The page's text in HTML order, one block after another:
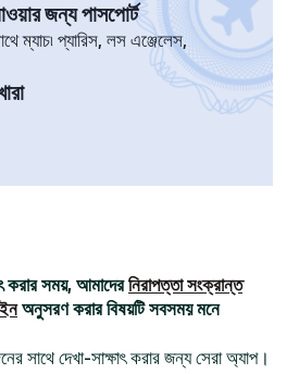
জন্য পাসপোর্ট
ম্যাচ৷ প্যারিস, লস এঞ্জেলেস,
করার সময়, আমাদেরনিরাপত্তা সংক্রান্ত
অনুসরণ করার বিষয়টি সবসময় মনে
দেখা-সাক্ষাৎ করার জন্য সেরা অ্যাপ।